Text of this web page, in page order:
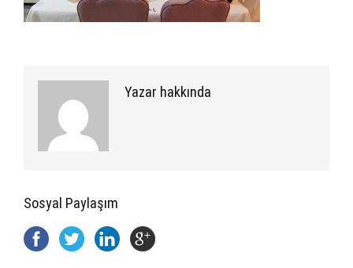
Yazar hakkında
Sosyal Paylaşım